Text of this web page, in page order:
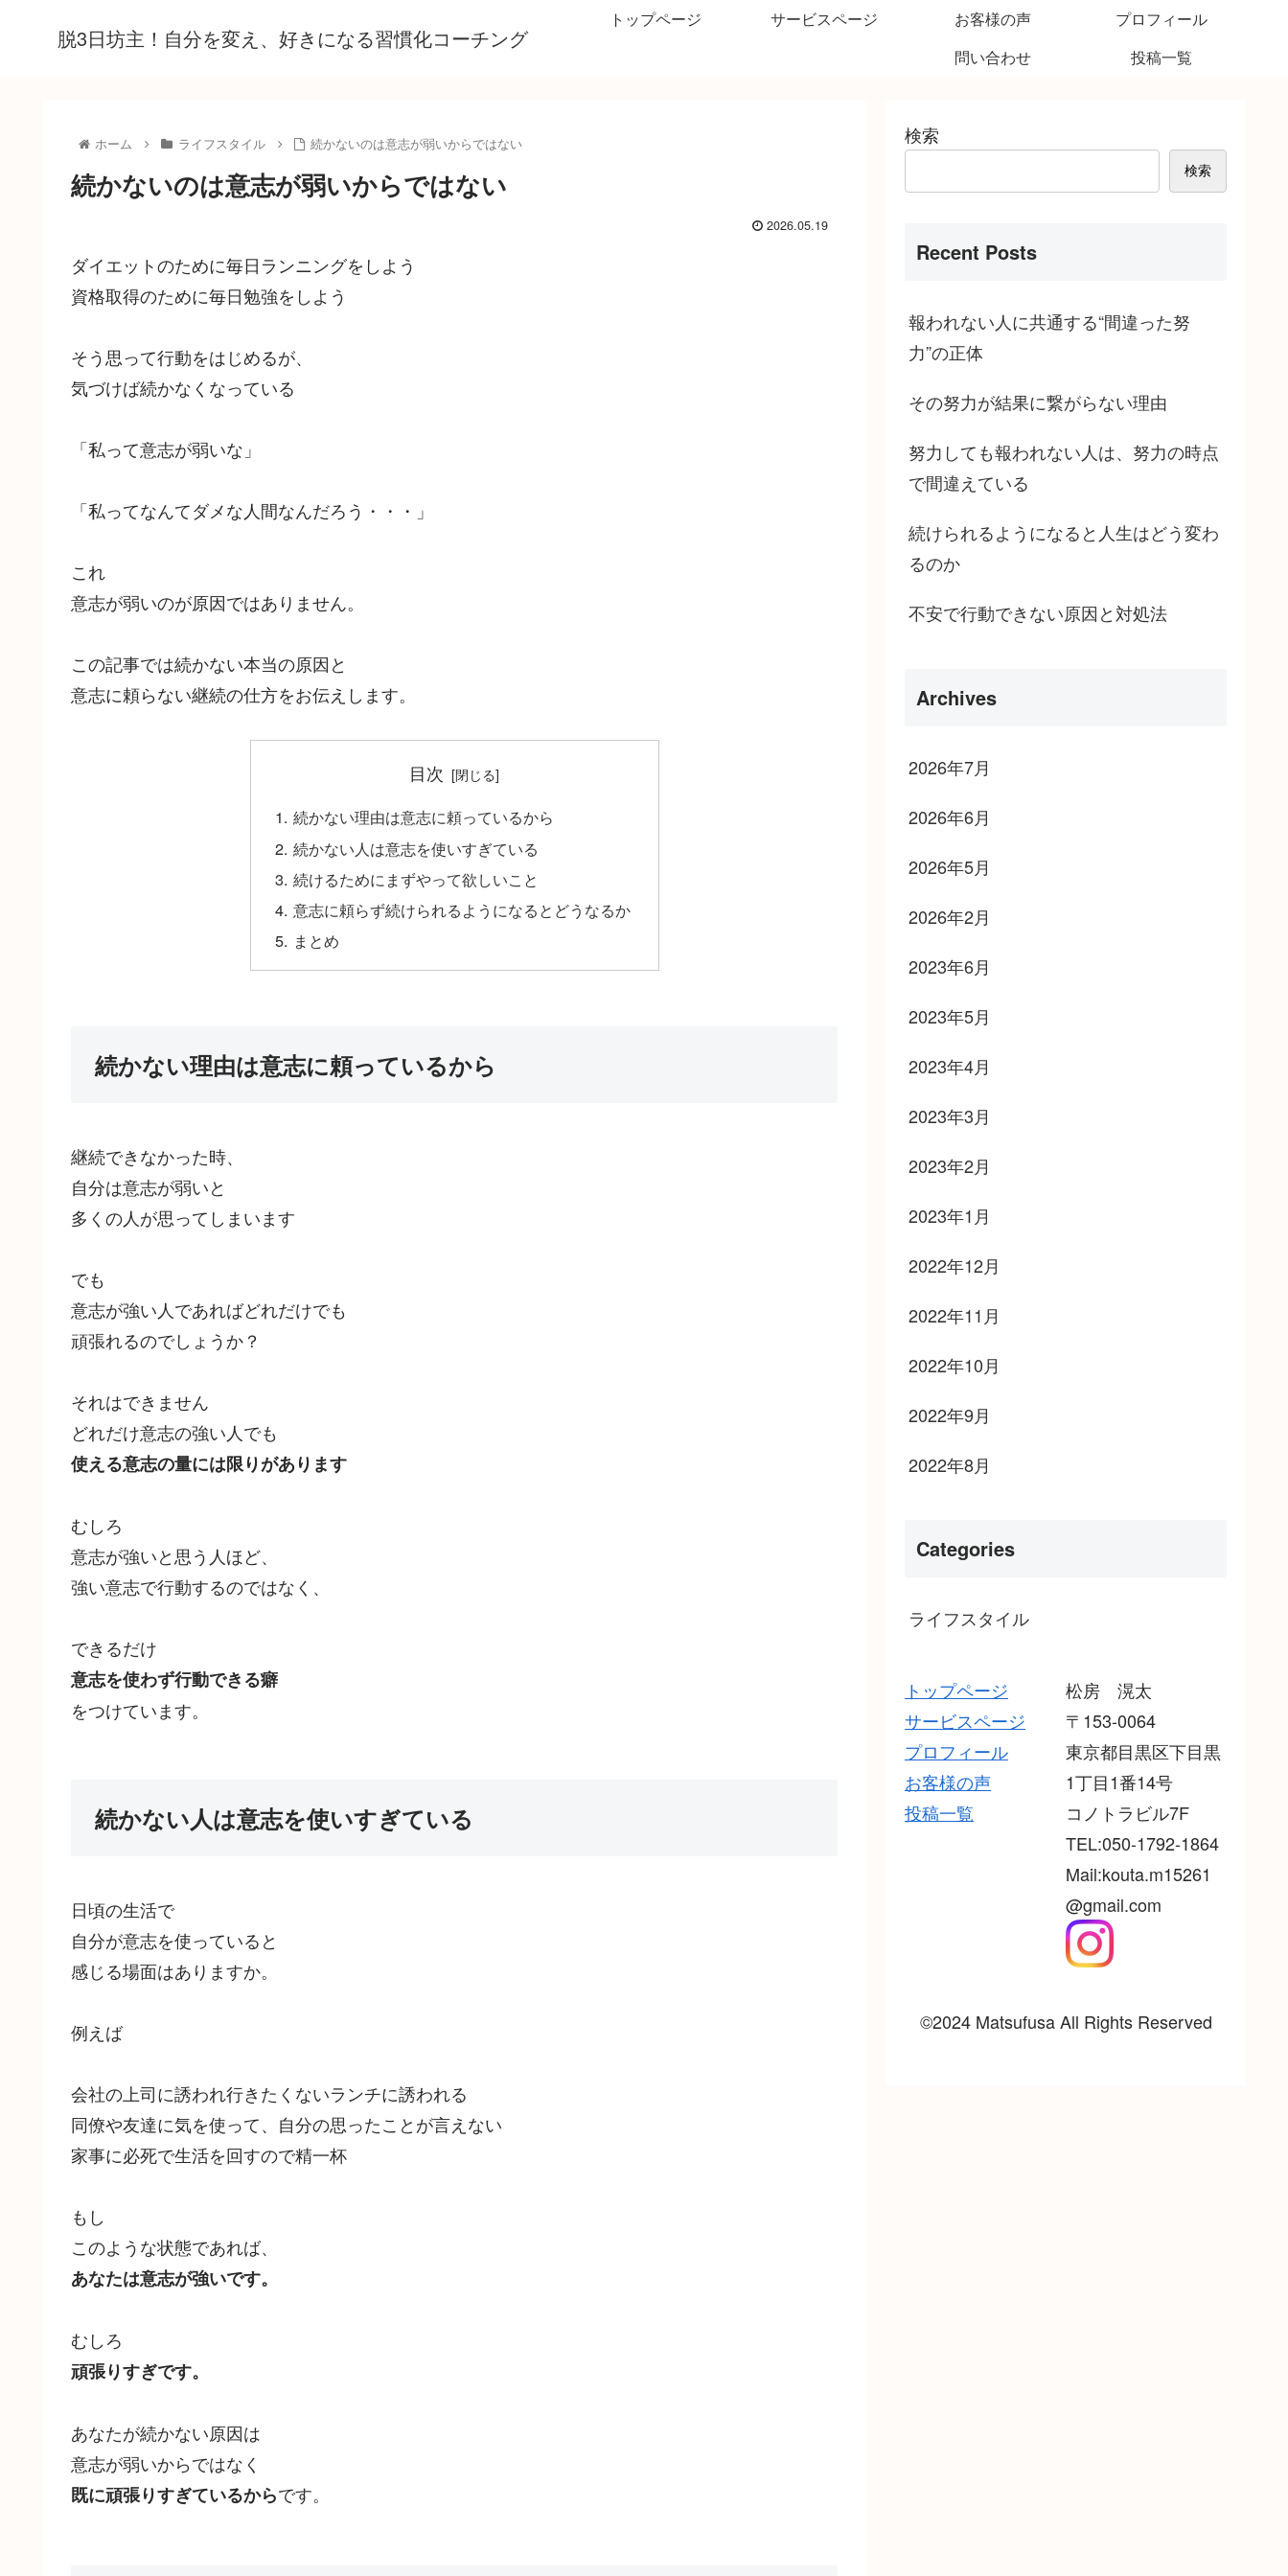
脱3日坊主！自分を変え、好きになる習慣化コーチング
トップページ サービスページ お客様の声
プロフィール
問い合わせ
投稿一覧
ホーム ライフスタイル 続かないのは意志が弱いからではない
続かないのは意志が弱いからではない
2026.05.19
ダイエットのために毎日ランニングをしよう
資格取得のために毎日勉強をしよう
そう思って行動をはじめるが、
気づけば続かなくなっている
「私って意志が弱いな」
「私ってなんてダメな人間なんだろう・・・」
これ
意志が弱いのが原因ではありません。
この記事では続かない本当の原因と
意志に頼らない継続の仕方をお伝えします。
目次
続かない理由は意志に頼っているから
続かない人は意志を使いすぎている
続けるためにまずやって欲しいこと
意志に頼らず続けられるようになるとどうなるか
まとめ
続かない理由は意志に頼っているから
継続できなかった時、
自分は意志が弱いと
多くの人が思ってしまいます
でも
意志が強い人であればどれだけでも
頑張れるのでしょうか？
それはできません
どれだけ意志の強い人でも
使える意志の量には限りがあります
むしろ
意志が強いと思う人ほど、
強い意志で行動するのではなく、
できるだけ
意志を使わず行動できる癖
をつけています。
続かない人は意志を使いすぎている
日頃の生活で
自分が意志を使っていると
感じる場面はありますか。
例えば
会社の上司に誘われ行きたくないランチに誘われる
同僚や友達に気を使って、自分の思ったことが言えない
家事に必死で生活を回すので精一杯
もし
このような状態であれば、
あなたは意志が強いです。
むしろ
頑張りすぎです。
あなたが続かない原因は
意志が弱いからではなく
既に頑張りすぎているからです。
検索
検索
Recent Posts
報われない人に共通する“間違った努
力”の正体
その努力が結果に繋がらない理由
努力しても報われない人は、努力の時点
で間違えている
続けられるようになると人生はどう変わ
るのか
不安で行動できない原因と対処法
Archives
2026年7月
2026年6月
2026年5月
2026年2月
2023年6月
2023年5月
2023年4月
2023年3月
2023年2月
2023年1月
2022年12月
2022年11月
2022年10月
2022年9月
2022年8月
Categories
ライフスタイル
トップページ
サービスページ
プロフィール
お客様の声
投稿一覧
松房 滉太
〒153-0064
東京都目黒区下目黒
1丁目1番14号
コノトラビル7F
TEL:050-1792-1864
Mail:kouta.m15261
@gmail.com
©2024 Matsufusa All Rights Reserved